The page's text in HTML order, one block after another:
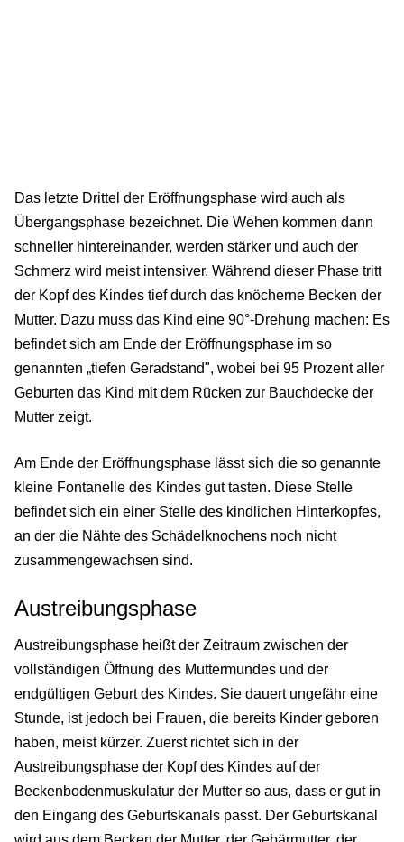
Das letzte Drittel der Eröffnungsphase wird auch als
Übergangsphase bezeichnet. Die Wehen kommen dann
schneller hintereinander, werden stärker und auch der
Schmerz wird meist intensiver. Während dieser Phase tritt
der Kopf des Kindes tief durch das knöcherne Becken der
Mutter. Dazu muss das Kind eine 90°-Drehung machen: Es
befindet sich am Ende der Eröffnungsphase im so
genannten „tiefen Geradstand", wobei bei 95 Prozent aller
Geburten das Kind mit dem Rücken zur Bauchdecke der
Mutter zeigt.
Am Ende der Eröffnungsphase lässt sich die so genannte
kleine Fontanelle des Kindes gut tasten. Diese Stelle
befindet sich ein einer Stelle des kindlichen Hinterkopfes,
an der die Nähte des Schädelknochens noch nicht
zusammengewachsen sind.
Austreibungsphase
Austreibungsphase heißt der Zeitraum zwischen der
vollständigen Öffnung des Muttermundes und der
endgültigen Geburt des Kindes. Sie dauert ungefähr eine
Stunde, ist jedoch bei Frauen, die bereits Kinder geboren
haben, meist kürzer. Zuerst richtet sich in der
Austreibungsphase der Kopf des Kindes auf der
Beckenbodenmuskulatur der Mutter so aus, dass er gut in
den Eingang des Geburtskanals passt. Der Geburtskanal